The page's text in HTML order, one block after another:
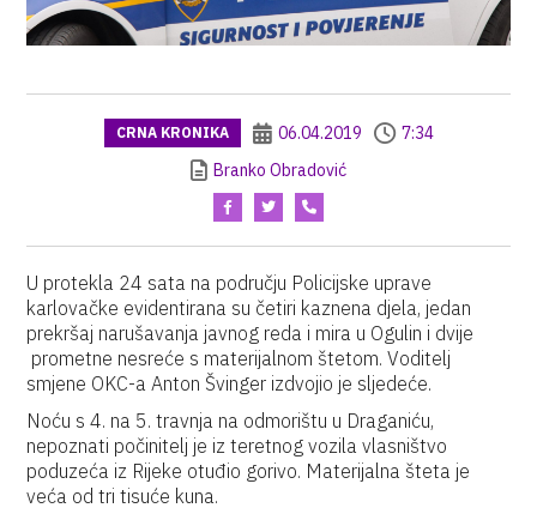
CRNA KRONIKA 06.04.2019
7:34
Branko Obradović
U protekla 24 sata na području Policijske uprave
karlovačke evidentirana su četiri kaznena djela, jedan
prekršaj narušavanja javnog reda i mira u Ogulin i dvije
prometne nesreće s materijalnom štetom. Voditelj
smjene OKC-a Anton Švinger izdvojio je sljedeće.
Noću s 4. na 5. travnja na odmorištu u Draganiću,
nepoznati počinitelj je iz teretnog vozila vlasništvo
poduzeća iz Rijeke otuđio gorivo. Materijalna šteta je
veća od tri tisuće kuna.